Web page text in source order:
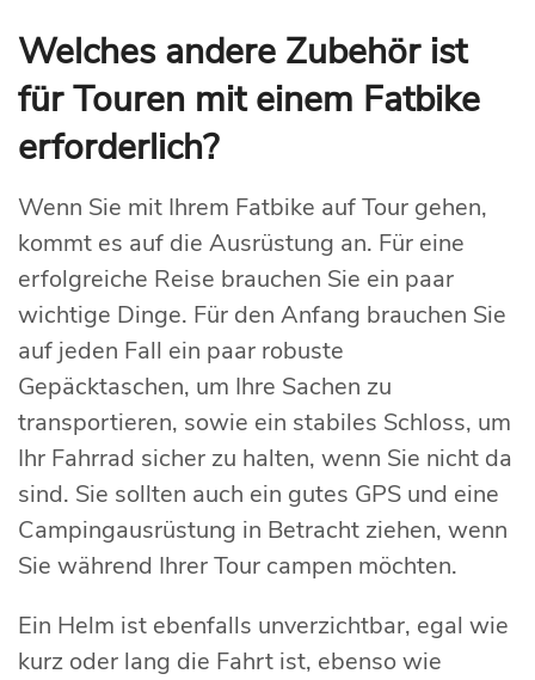
Welches andere Zubehör ist
für Touren mit einem Fatbike
erforderlich?
Wenn Sie mit Ihrem Fatbike auf Tour gehen,
kommt es auf die Ausrüstung an. Für eine
erfolgreiche Reise brauchen Sie ein paar
wichtige Dinge. Für den Anfang brauchen Sie
auf jeden Fall ein paar robuste
Gepäcktaschen, um Ihre Sachen zu
transportieren, sowie ein stabiles Schloss, um
Ihr Fahrrad sicher zu halten, wenn Sie nicht da
sind. Sie sollten auch ein gutes GPS und eine
Campingausrüstung in Betracht ziehen, wenn
Sie während Ihrer Tour campen möchten.
Ein Helm ist ebenfalls unverzichtbar, egal wie
kurz oder lang die Fahrt ist, ebenso wie